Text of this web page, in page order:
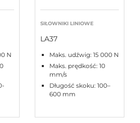
N
SIŁOWNIKI LINIOWE
LA37
Maks. udźwig: 15 000 N
Maks. prędkość: 10
mm/s
Długość skoku: 100–
600 mm